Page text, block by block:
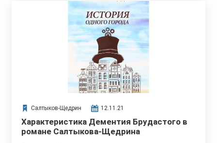
Салтыков-Щедрин 12.11.21
Характеристика Дементия Брудастого в
романе Салтыкова-Щедрина